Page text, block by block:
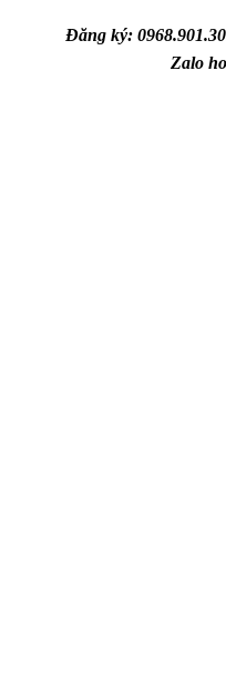
Đăng ký:
Zalo